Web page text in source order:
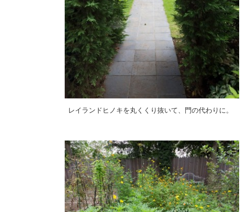
レイランドヒノキを丸くくり抜いて、門の代わりに。